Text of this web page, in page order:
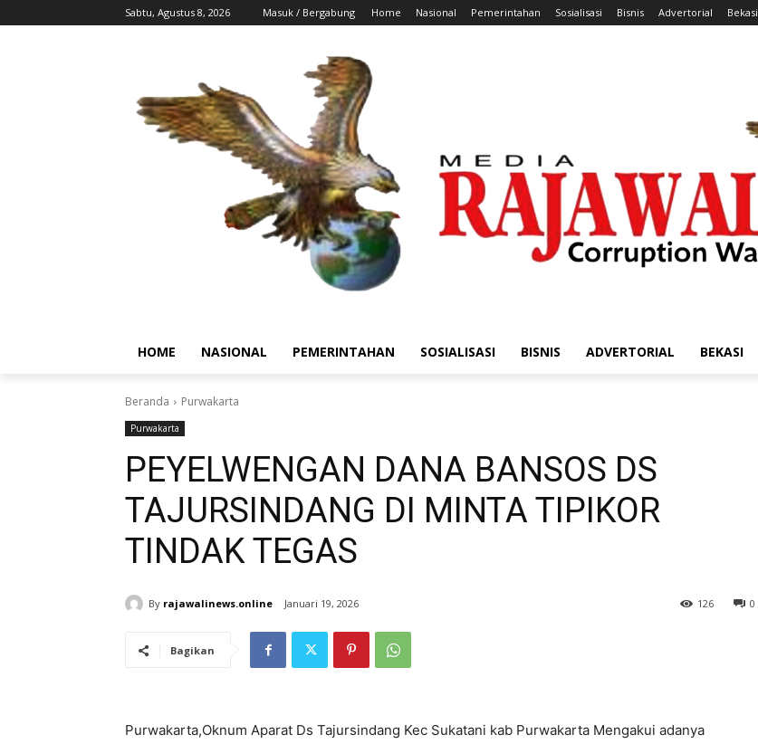
Sabtu, Agustus 8, 2026 Masuk / Bergabung Home Nasional Pemerintahan Sosialisasi Bisnis Advertorial Bekasi
HOME NASIONAL PEMERINTAHAN SOSIALISASI BISNIS ADVERTORIAL BEKASI
Beranda Purwakarta
Purwakarta
PEYELWENGAN DANA BANSOS DS
TAJURSINDANG DI MINTA TIPIKOR
TINDAK TEGAS
By rajawalinews.online Januari 19, 2026 0
126
Bagikan
Purwakarta,Oknum Aparat Ds Tajursindang Kec Sukatani kab Purwakarta Mengakui adanya